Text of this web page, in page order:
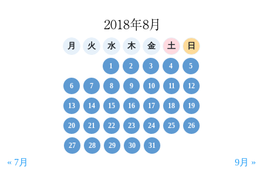
2018年8月
月 火 水 木 金 土 日
1 2 3 4 5
6 7 8 9 10 11 12
13 14 15 16 17 18 19
20 21 22 23 24 25 26
27 28 29 30 31
« 7月 9月 »